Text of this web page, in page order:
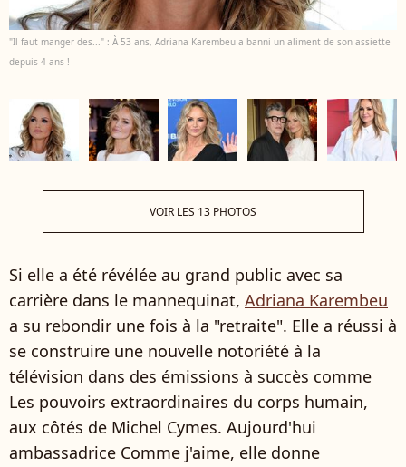
"Il faut manger des..." : À 53 ans, Adriana Karembeu a banni un aliment de son assiette
depuis 4 ans !
VOIR LES 13 PHOTOS
Si elle a été révélée au grand public avec sa
carrière dans le mannequinat, Adriana Karembeu
a su rebondir une fois à la "retraite". Elle a réussi à
se construire une nouvelle notoriété à la
télévision dans des émissions à succès comme
Les pouvoirs extraordinaires du corps humain,
aux côtés de Michel Cymes. Aujourd'hui
ambassadrice Comme j'aime, elle donne